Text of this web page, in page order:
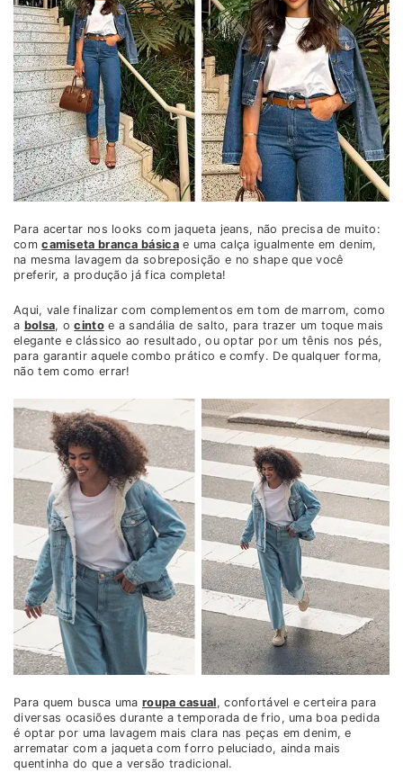
Para acertar nos looks com jaqueta jeans, não precisa de muito:
comcamiseta branca básicae uma calça igualmente em denim,
na mesma lavagem da sobreposição e no shape que você
preferir, a produção já fica completa!
Aqui, vale finalizar com complementos em tom de marrom, como
a bolsa, ocintoe a sandália de salto, para trazer um toque mais
elegante e clássico ao resultado, ou optar por um tênis nos pés,
para garantir aquele combo prático e comfy. De qualquer forma,
não tem como errar!
Para quem busca uma roupa casual, confortável e certeira para
diversas ocasiões durante a temporada de frio, uma boa pedida
é optar por uma lavagem mais clara nas peças em denim, e
arrematar com a jaqueta com forro peluciado, ainda mais
quentinha do que a versão tradicional.